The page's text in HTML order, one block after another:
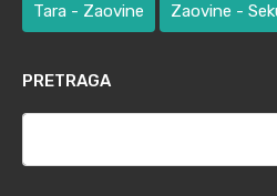
Tara - Zaovine Zaovine -
PRETRAGA